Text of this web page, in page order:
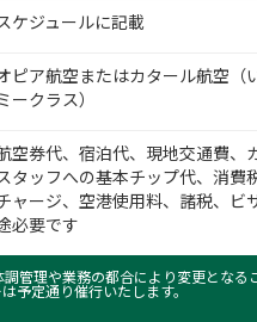
ケジュールに記載
ピア航空またはカタール航空（
ークラス）
空券代、宿泊代、現地交通費、
タッフへの基本チップ代、消
ャージ、空港使用料、諸税、ビ
必要です
管理や業務の都合により変更となる
予定通り催行いたします。